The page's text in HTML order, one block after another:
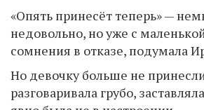
«Опять принесёт теперь» —
недовольно, но уже с
сомнения в отказе, подумала
Но девочку больше не
разговаривала грубо,